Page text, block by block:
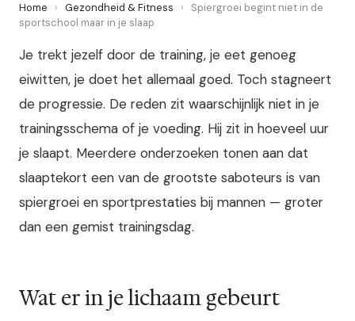
Home › Gezondheid & Fitness ›
Spiergroei begint niet in de
sportschool maar in je slaap
Je trekt jezelf door de training, je eet genoeg
eiwitten, je doet het allemaal goed. Toch stagneert
de progressie. De reden zit waarschijnlijk niet in je
trainingsschema of je voeding. Hij zit in hoeveel uur
je slaapt. Meerdere onderzoeken tonen aan dat
slaaptekort een van de grootste saboteurs is van
spiergroei en sportprestaties bij mannen — groter
dan een gemist trainingsdag.
Wat er in je lichaam gebeurt